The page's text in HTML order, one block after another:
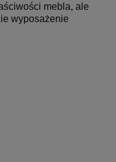
mebla, ale
wyposażenie